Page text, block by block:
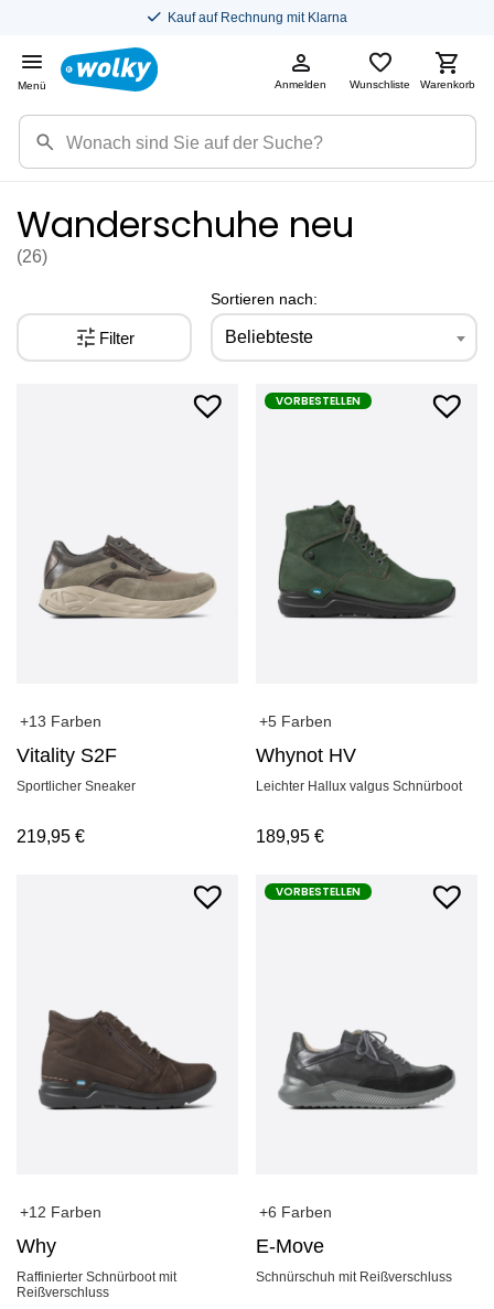
Kauf auf Rechnung mit Klarna
Menü Anmelden Wunschliste Warenkorb
Wanderschuhe neu
(26)
Sortieren nach:
Beliebteste
Filter
+13 Farben
Vitality S2F
Sportlicher Sneaker
219,95 €
VORBESTELLEN
+5 Farben
Whynot HV
Leichter Hallux valgus Schnürboot
189,95€
+12 Farben
Why
Raffinierter Schnürboot mit
Reißverschluss
VORBESTELLEN
+6 Farben
E-Move
Schnürschuh mit Reißverschluss